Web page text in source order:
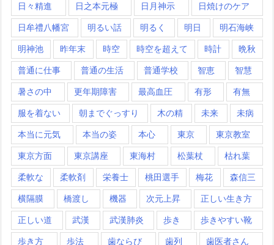
日々精進 日之本元極 日月神示 日焼けのケア
日牟禮八幡宮 明るい話 明るく 明日 明石海峡
明神池 昨年末 時空 時空を超えて 時計 晩秋
普通に仕事 普通の生活 普通学校 智恵 智慧
暑さの中 更年期障害 最高血圧 有形 有無
服を着ない 朝までぐっすり 木の精 未来 未病
本当に元気 本当の姿 本心 東京 東京教室
東京方面 東京講座 東海村 松葉杖 枯れ葉
柔軟な 柔軟剤 栄養士 桃田選手 梅花 森信三
横隔膜 橋渡し 機器 次元上昇 正しい生き方
正しい道 武漢 武漢肺炎 歩き 歩きやすい靴
歩き方 歩法 歯ならび 歯列 歯医者さん